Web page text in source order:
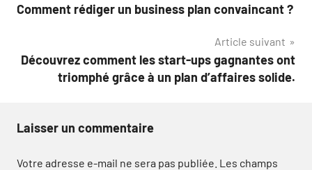
de
Comment rédiger un business plan convaincant ?
Article suivant
Découvrez comment les start-ups gagnantes ont
triomphé grâce à un plan d’affaires solide.
Laisser un commentaire
Votre adresse e-mail ne sera pas publiée. Les champs